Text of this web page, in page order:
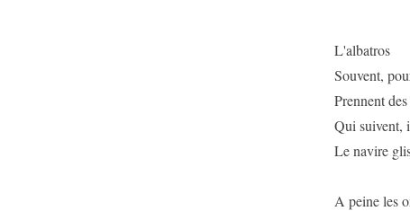
L'albatros
Souvent,
Prennent
Qui suivent,
Le navire
A peine les